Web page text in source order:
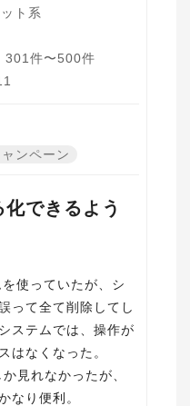
ト系
301件〜500件
ンペーン
できるよう
使っていたが、シ
って全て削除してし
ステムでは、操作が
はなくなった。
見れなかったが、
なり便利。